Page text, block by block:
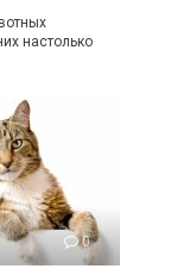
настолько
0